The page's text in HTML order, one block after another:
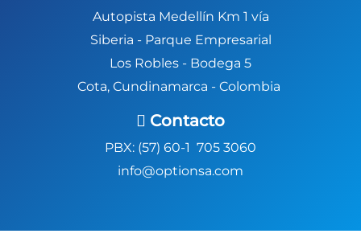
Autopista Medellín Km 1 vía
Siberia - Parque Empresarial
Los Robles - Bodega 5
Cota, Cundinamarca - Colombia
Contacto
PBX: (57) 60-1 705 3060
info@optionsa.com